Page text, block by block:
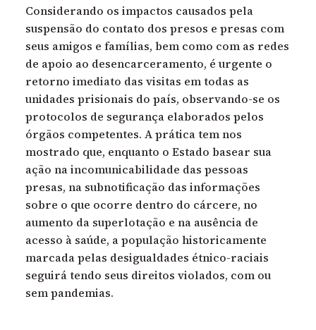
Considerando os impactos causados pela
suspensão do contato dos presos e presas com
seus amigos e famílias, bem como com as redes
de apoio ao desencarceramento, é urgente o
retorno imediato das visitas em todas as
unidades prisionais do país, observando-se os
protocolos de segurança elaborados pelos
órgãos competentes. A prática tem nos
mostrado que, enquanto o Estado basear sua
ação na incomunicabilidade das pessoas
presas, na subnotificação das informações
sobre o que ocorre dentro do cárcere, no
aumento da superlotação e na ausência de
acesso à saúde, a população historicamente
marcada pelas desigualdades étnico-raciais
seguirá tendo seus direitos violados, com ou
sem pandemias.